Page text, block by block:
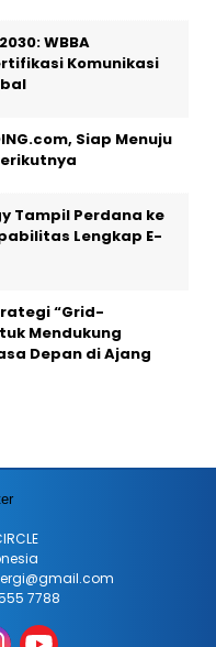
WBBA
Komunikasi
Siap Menuju
Tampil Perdana ke
Lengkap E-
“Grid-
Mendukung
Depan di Ajang
7788